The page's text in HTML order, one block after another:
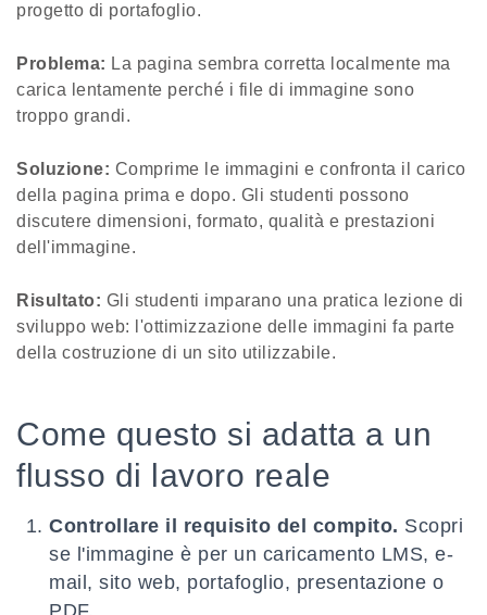
progetto di portafoglio.
Problema: La pagina sembra corretta localmente ma
carica lentamente perché i file di immagine sono
troppo grandi.
Soluzione: Comprime le immagini e confronta il carico
della pagina prima e dopo. Gli studenti possono
discutere dimensioni, formato, qualità e prestazioni
dell'immagine.
Risultato: Gli studenti imparano una pratica lezione di
sviluppo web: l'ottimizzazione delle immagini fa parte
della costruzione di un sito utilizzabile.
Come questo si adatta a un
flusso di lavoro reale
Controllare il requisito del compito. Scopri
se l'immagine è per un caricamento LMS, e-
mail, sito web, portafoglio, presentazione o
PDF.